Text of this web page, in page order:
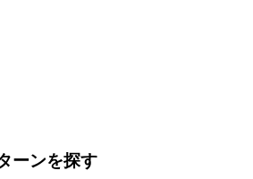
ーンを探す